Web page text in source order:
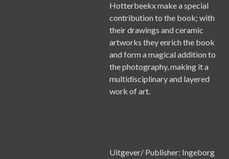
Hotterbeekx make a special
contribution to the book; with
their drawings and ceramic
artworks they enrich the book
and form a magical addition to
the photography, making it a
multidisciplinary and layered
work of art.
Uitgever/ Publisher: Ingeborg